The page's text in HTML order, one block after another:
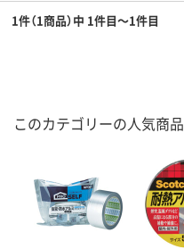
1件（1商品）中 1件目～1件目
このカテゴリーの人気商品